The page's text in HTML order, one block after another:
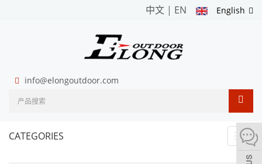
English
中文 | EN
info@elongoutdoor.com
CATEGORIES